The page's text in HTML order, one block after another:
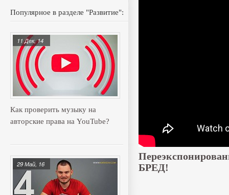
Популярное в разделе "Развитие":
Как проверить музыку на
авторские права на YouTube?
11 Дек, 14
29 Май, 16
БРЕД!